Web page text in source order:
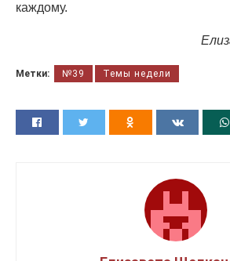
каждому.
Метки: №39 Темы недели